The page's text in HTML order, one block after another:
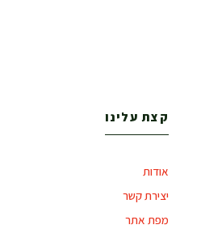
קצת עלינו
אודות
יצירת קשר
מפת אתר